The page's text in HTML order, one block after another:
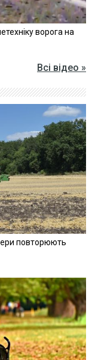
ворога на
Всі відео »
повторюють